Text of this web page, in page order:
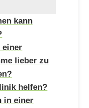
kann
einer
lieber zu
helfen?
in einer